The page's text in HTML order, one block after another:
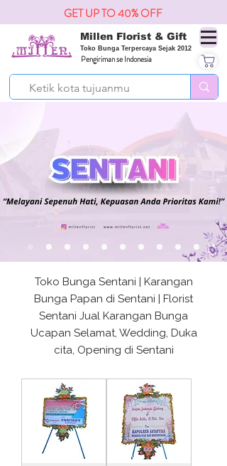
Millen Florist & Gift
Toko Bunga Terpercaya Sejak 2012
Pengiriman se Indonesia
GET UP TO 40% OFF
Toko Bunga Sentani | Karangan
Bunga Papan di Sentani | Florist
Sentani Jual Karangan Bunga
Ucapan Selamat, Wedding, Duka
cita, Opening di Sentani